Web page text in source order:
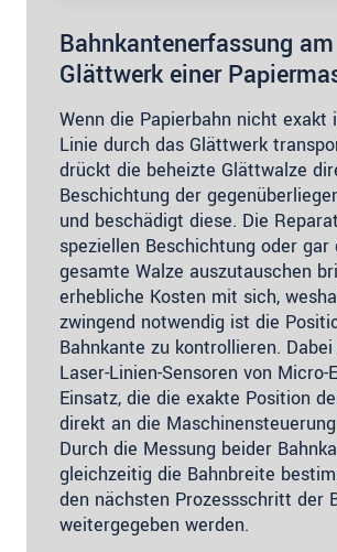
Bahnkantenerfassung am
Glättwerk einer
Wenn die Papierbahn nicht exakt
Linie durch das Glättwerk
drückt die beheizte Glättwalze
Beschichtung der
und beschädigt diese. Die
speziellen Beschichtung oder gar
gesamte Walze auszutauschen
erhebliche Kosten mit sich,
zwingend notwendig ist die
Bahnkante zu kontrollieren.
Laser-Linien-Sensoren von Micro-
Einsatz, die die exakte Position
direkt an die
Durch die Messung beider
gleichzeitig die Bahnbreite
den nächsten Prozessschritt der
weitergegeben werden.